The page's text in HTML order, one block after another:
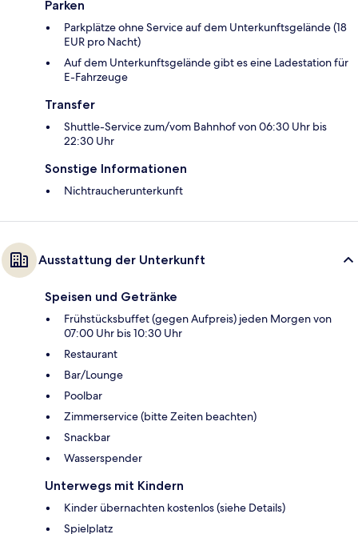
Parken
Parkplätze ohne Service auf dem Unterkunftsgelände (18
EUR pro Nacht)
Auf dem Unterkunftsgelände gibt es eine Ladestation für
E-Fahrzeuge
Transfer
Shuttle-Service zum/vom Bahnhof von 06:30 Uhr bis
22:30 Uhr
Sonstige Informationen
Nichtraucherunterkunft
Ausstattung der Unterkunft
Speisen und Getränke
Frühstücksbuffet (gegen Aufpreis) jeden Morgen von
07:00 Uhr bis 10:30 Uhr
Restaurant
Bar/Lounge
Poolbar
Zimmerservice (bitte Zeiten beachten)
Snackbar
Wasserspender
Unterwegs mit Kindern
Kinder übernachten kostenlos (siehe Details)
Spielplatz